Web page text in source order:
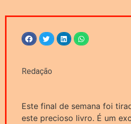
Redação
Este final de semana foi
este precioso livro. É um